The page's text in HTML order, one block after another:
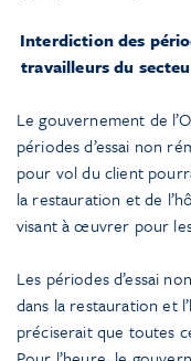
Interdiction des
travailleurs du
Le gouvernement de
périodes d’essai non
pour vol du client
la restauration et de
visant à œuvrer pour
Les périodes d’essai
dans la restauration et
préciserait que toutes